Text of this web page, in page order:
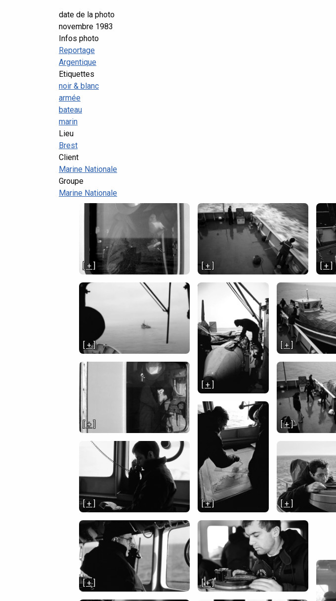
date de la photo
novembre 1983
Infos photo
Reportage
Argentique
Etiquettes
noir & blanc
armée
bateau
marin
Lieu
Brest
Client
Marine Nationale
Groupe
Marine Nationale
[ + ] [ + ] [ + ]
[ + ]
[ + ]
[ + ]
[ + ] [ + ]
[ + ]
[ + ] [ + ]
[ + ] [ + ]